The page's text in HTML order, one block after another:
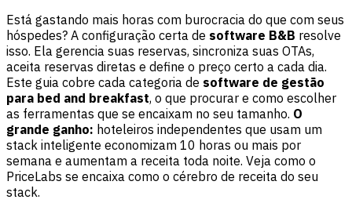
Está gastando mais horas com burocracia do que com seus
hóspedes? A configuração certa de software B&B resolve
isso. Ela gerencia suas reservas, sincroniza suas OTAs,
aceita reservas diretas e define o preço certo a cada dia.
Este guia cobre cada categoria de software de gestão
para bed and breakfast, o que procurar e como escolher
as ferramentas que se encaixam no seu tamanho. O
grande ganho: hoteleiros independentes que usam um
stack inteligente economizam 10 horas ou mais por
semana e aumentam a receita toda noite. Veja como o
PriceLabs se encaixa como o cérebro de receita do seu
stack.